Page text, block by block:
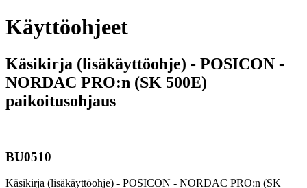
Käyttöohjeet
Käsikirja (lisäkäyttöohje) - POSICON -
NORDAC PRO:n (SK 500E)
paikoitusohjaus
BU0510
Käsikirja (lisäkäyttöohje) - POSICON - NORDAC PRO:n (SK